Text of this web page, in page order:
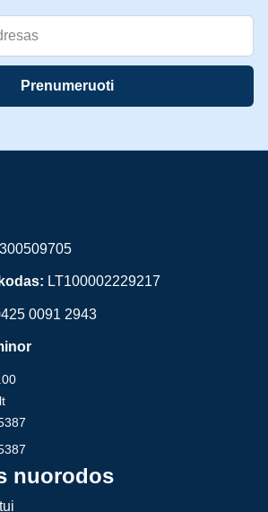
Prenumeruoti
300509705
LT100002229217
0091 2943
nuorodos